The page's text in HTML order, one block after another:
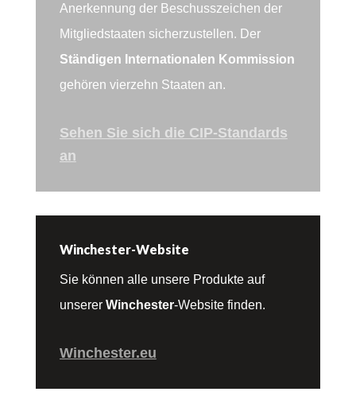
Anerkennung der Beschusszeichen der
Mitgliedstaaten sicherzustellen. Der
Ständigen Internationalen Kommission
gehören vierzehn Staaten an.
Sehen Sie sich die CIP-Standards
an
Winchester-Website
Sie können alle unsere Produkte auf
unserer Winchester-Website finden.
Winchester.eu